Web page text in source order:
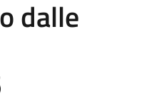
dalle